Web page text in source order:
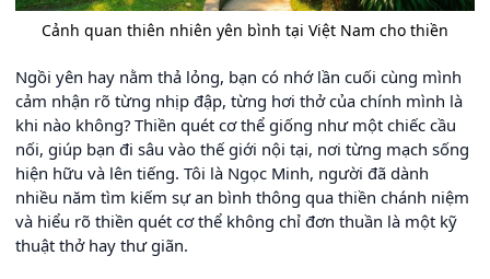
Cảnh quan thiên nhiên yên bình tại Việt Nam cho thiền
Ngồi yên hay nằm thả lỏng, bạn có nhớ lần cuối cùng mình
cảm nhận rõ từng nhịp đập, từng hơi thở của chính mình là
khi nào không? Thiền quét cơ thể giống như một chiếc cầu
nối, giúp bạn đi sâu vào thế giới nội tại, nơi từng mạch sống
hiện hữu và lên tiếng. Tôi là Ngọc Minh, người đã dành
nhiều năm tìm kiếm sự an bình thông qua thiền chánh niệm
và hiểu rõ thiền quét cơ thể không chỉ đơn thuần là một kỹ
thuật thở hay thư giãn.